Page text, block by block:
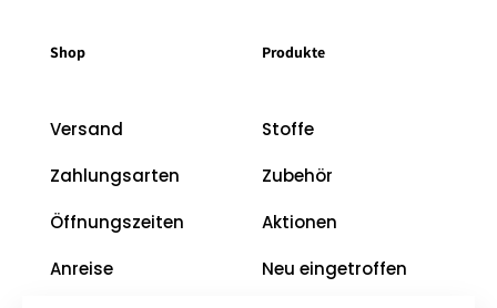
Shop
Versand
Zahlungsarten
Öffnungszeiten
Anreise
Produkte
Stoffe
Zubehör
Aktionen
Neu eingetroffen